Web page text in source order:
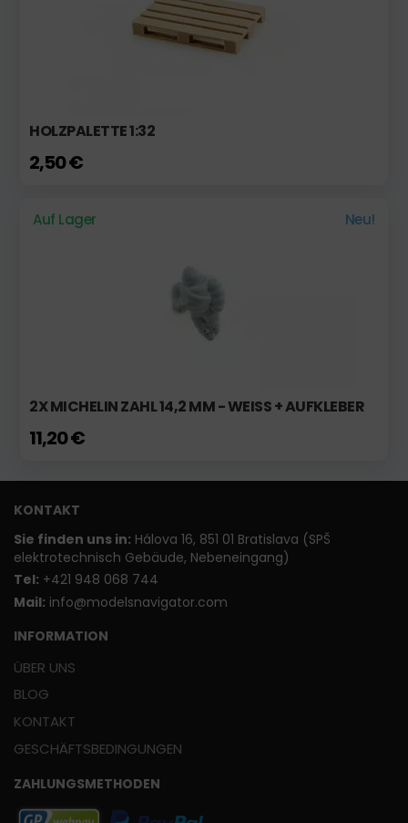
HOLZPALETTE 1:32
2,50 €
Auf Lager Neu!
2X MICHELIN ZAHL 14,2 MM - WEISS + AUFKLEBER
11,20 €
KONTAKT
Sie finden uns in: Hálova 16, 851 01 Bratislava (SPŠ
elektrotechnisch Gebäude, Nebeneingang)
Tel: +421 948 068 744
Mail: info@modelsnavigator.com
INFORMATION
ÜBER UNS
BLOG
KONTAKT
GESCHÄFTSBEDINGUNGEN
ZAHLUNGSMETHODEN